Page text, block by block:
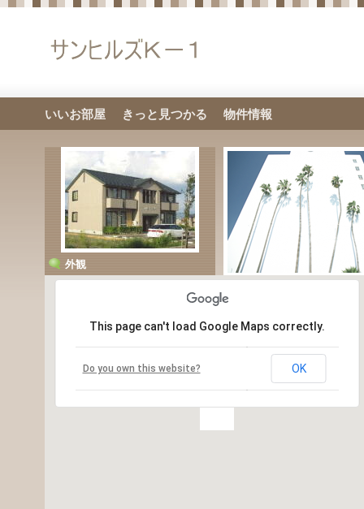
外観
This page can't load Google Maps correctly.
Do you own this website? OK
いいお部屋 きっと見つかる 物件情報